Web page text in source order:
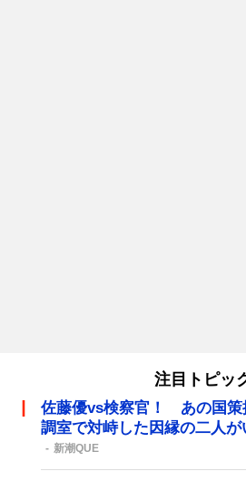
注目トピッ
佐藤優vs検察官！ あの国策
調室で対峙した因縁の二人
新潮QUE